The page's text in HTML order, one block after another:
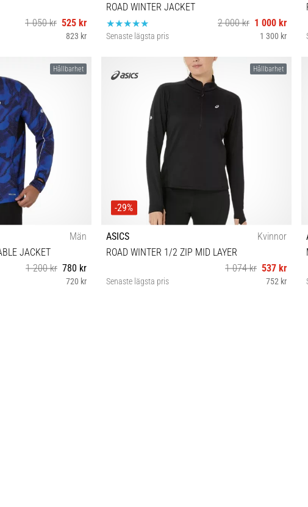
1 050 kr 525 kr
823 kr
ROAD WINTER JACKET
2 000 kr 1 000 kr
Senaste lägsta pris 1 300 kr
L
Hållbarhet
Män
JACKET
1 200 kr 780 kr
720 kr
Hållbarhet
-29%
ASICS
Kvinnor
ROAD WINTER 1/2 ZIP MID LAYER
1 074 kr 537 kr
Senaste lägsta pris 752 kr